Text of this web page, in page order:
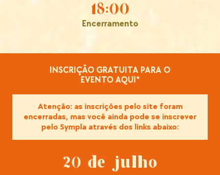
18:00
Encerramento
INSCRIÇÃO GRATUITA PARA O
EVENTO AQUI*
Atenção: as inscrições pelo site foram
encerradas, mas você ainda pode se inscrever
pelo Sympla através dos links abaixo:
20 de julho